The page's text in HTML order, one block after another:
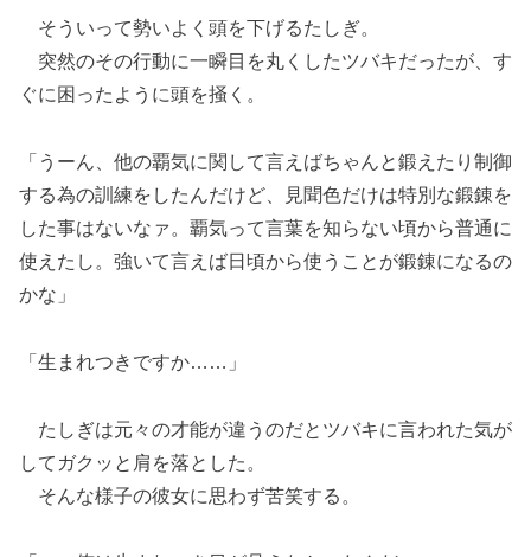
そういって勢いよく頭を下げるたしぎ。
突然のその行動に一瞬目を丸くしたツバキだったが、す
ぐに困ったように頭を掻く。
「うーん、他の覇気に関して言えばちゃんと鍛えたり制御
する為の訓練をしたんだけど、見聞色だけは特別な鍛錬を
した事はないなァ。覇気って言葉を知らない頃から普通に
使えたし。強いて言えば日頃から使うことが鍛錬になるの
かな」
「生まれつきですか……」
たしぎは元々の才能が違うのだとツバキに言われた気が
してガクッと肩を落とした。
そんな様子の彼女に思わず苦笑する。